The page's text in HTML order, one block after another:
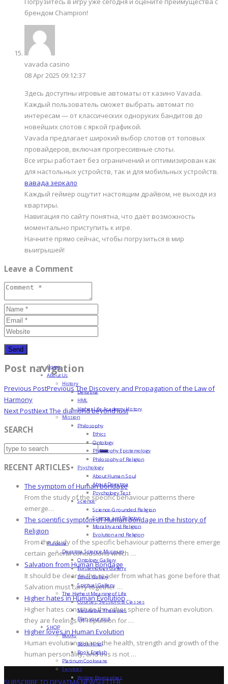
брендом Champion!
vavada casino
08 Apr 2025 09:12:37
Здесь доступны игровые автоматы от казино Vavada.
Каждый пользователь сможет выбрать автомат по
интересам — от классических одноруких бандитов до
новейших слотов с яркой графикой.
Vavada предлагает широкий выбор слотов от топовых
провайдеров, включая прогрессивные слоты.
Все игры работает без ограничений и оптимизирован как
для настольных устройств, так и для мобильных устройств.
вавада зеркало
Каждый геймер ощутит настоящим драйвом, не выходя из
квартиры.
Навигация по сайту понятна, что даёт возможность
моментально приступить к игре.
Начните прямо сейчас, чтобы погрузиться в мир
выигрышей!
Leave a Comment
Post navigation
Previous PostPreviousThe Discovery and Propagation of the Law of
Harmony
Next PostNextThe diamond beyond lust
SEARCH
RECENT ARTICLES
The symptom of Human bondage
From the study of the specific behaviour patterns there
emerge…
The scientific symptom of Human bondage in the history of
Religion
From the study of the specific behaviour patterns there emerge
certain general conclusions which …
Salvation from Human Bondage
It should be clear to the reader from what has gone before that
Salvation must carry together …
Higher hates in Human Evolution
Higher hates constitute the other sphere of human evolution.
they are feelings of repulsion for …
Higher loves in Human Evolution
Human evolution means the health, strength and growth of the
human personality, and this is not …
SUBSCRIBE TO DEVATMA NEWSLETTER
Home
About Us
History
Devatma
HML
Higher Life Academy History
Mission
Philosophy
Ethics
Ontology
Philosophy Epistemology
Philosophy of Religion
Psychology
About Human Soul
About Devatma
Psychology Test
Science
Science-Grounded Religion
Science and Religion
Morality and Religion
Evolution and Religion
Purpose
Devatma Science Museum
Ontology Gallery
Epistemology Gallery
Ethics Gallery
Spiritual Gallery
The Highest Meaning of Life
Courses, Sessions & Classes
Meditative Therapies
Plan your visit
SHOP
Books
Book Hindi
Book English
Platinum Cookware
Services
Writing Biographies